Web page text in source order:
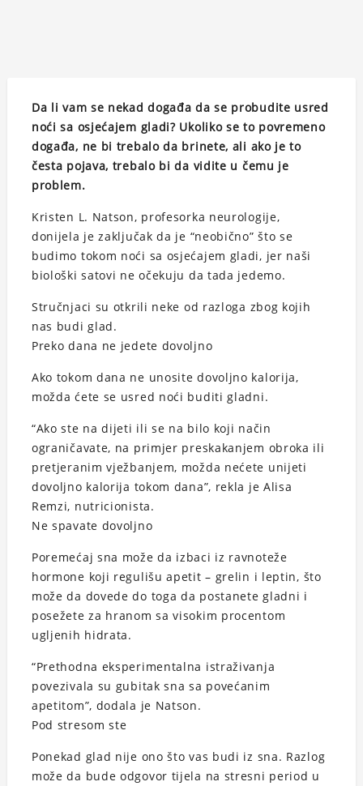
Da li vam se nekad događa da se probudite usred
noći sa osjećajem gladi? Ukoliko se to povremeno
događa, ne bi trebalo da brinete, ali ako je to
česta pojava, trebalo bi da vidite u čemu je
problem.
Kristen L. Natson, profesorka neurologije,
donijela je zaključak da je “neobično” što se
budimo tokom noći sa osjećajem gladi, jer naši
biološki satovi ne očekuju da tada jedemo.
Stručnjaci su otkrili neke od razloga zbog kojih
nas budi glad.
Preko dana ne jedete dovoljno
Ako tokom dana ne unosite dovoljno kalorija,
možda ćete se usred noći buditi gladni.
“Ako ste na dijeti ili se na bilo koji način
ograničavate, na primjer preskakanjem obroka ili
pretjeranim vježbanjem, možda nećete unijeti
dovoljno kalorija tokom dana”, rekla je Alisa
Remzi, nutricionista.
Ne spavate dovoljno
Poremećaj sna može da izbaci iz ravnoteže
hormone koji regulišu apetit – grelin i leptin, što
može da dovede do toga da postanete gladni i
posežete za hranom sa visokim procentom
ugljenih hidrata.
“Prethodna eksperimentalna istraživanja
povezivala su gubitak sna sa povećanim
apetitom”, dodala je Natson.
Pod stresom ste
Ponekad glad nije ono što vas budi iz sna. Razlog
može da bude odgovor tijela na stresni period u